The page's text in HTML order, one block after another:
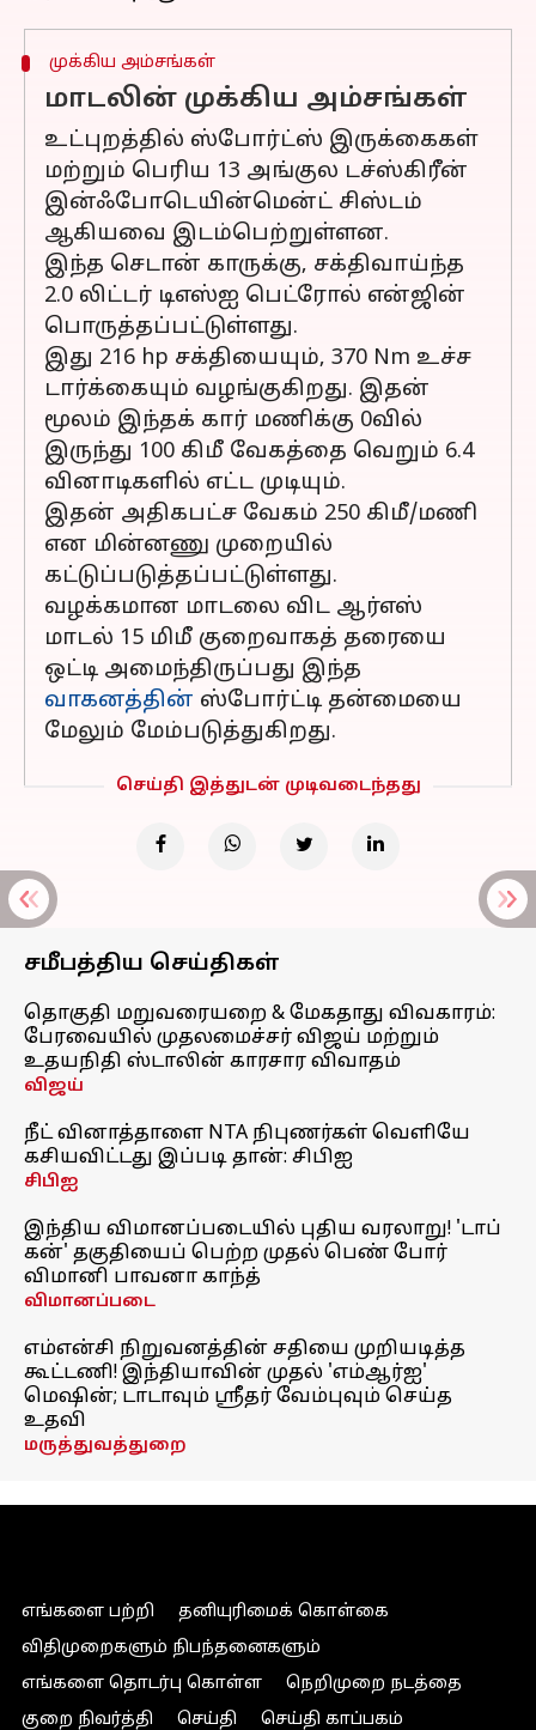
முக்கிய அம்சங்கள்
மாடலின் முக்கிய அம்சங்கள்
உட்புறத்தில் ஸ்போர்ட்ஸ் இருக்கைகள்
மற்றும் பெரிய 13 அங்குல டச்ஸ்கிரீன்
இன்ஃபோடெயின்மென்ட் சிஸ்டம்
ஆகியவை இடம்பெற்றுள்ளன.
இந்த செடான் காருக்கு, சக்திவாய்ந்த
2.0 லிட்டர் டிஎஸ்ஐ பெட்ரோல் என்ஜின்
பொருத்தப்பட்டுள்ளது.
இது 216 hp சக்தியையும், 370 Nm உச்ச
டார்க்கையும் வழங்குகிறது. இதன்
மூலம் இந்தக் கார் மணிக்கு 0வில்
இருந்து 100 கிமீ வேகத்தை வெறும் 6.4
வினாடிகளில் எட்ட முடியும்.
இதன் அதிகபட்ச வேகம் 250 கிமீ/மணி
என மின்னணு முறையில்
கட்டுப்படுத்தப்பட்டுள்ளது.
வழக்கமான மாடலை விட ஆர்எஸ்
மாடல் 15 மிமீ குறைவாகத் தரையை
ஒட்டி அமைந்திருப்பது இந்த
வாகனத்தின் ஸ்போர்ட்டி தன்மையை
மேலும் மேம்படுத்துகிறது.
செய்தி இத்துடன் முடிவடைந்தது
சமீபத்திய செய்திகள்
தொகுதி மறுவரையறை & மேகதாது விவகாரம்:
பேரவையில் முதலமைச்சர் விஜய் மற்றும்
உதயநிதி ஸ்டாலின் காரசார விவாதம்
விஜய்
நீட் வினாத்தாளை NTA நிபுணர்கள் வெளியே
கசியவிட்டது இப்படி தான்: சிபிஐ
சிபிஐ
இந்திய விமானப்படையில் புதிய வரலாறு! 'டாப்
கன்' தகுதியைப் பெற்ற முதல் பெண் போர்
விமானி பாவனா காந்த்
விமானப்படை
எம்என்சி நிறுவனத்தின் சதியை முறியடித்த
கூட்டணி! இந்தியாவின் முதல் 'எம்ஆர்ஐ'
மெஷின்; டாடாவும் ஸ்ரீதர் வேம்புவும் செய்த
உதவி
மருத்துவத்துறை
எங்களை பற்றி
தனியுரிமைக் கொள்கை
விதிமுறைகளும் நிபந்தனைகளும்
எங்களை தொடர்பு கொள்ள
நெறிமுறை நடத்தை
குறை நிவர்த்தி
செய்தி செய்தி காப்பகம்